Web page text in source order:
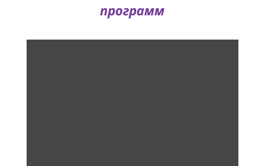
программ